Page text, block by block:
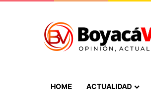
HOME ACTUALIDAD